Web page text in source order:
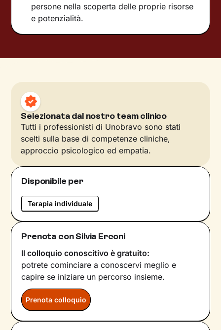
persone nella scoperta delle proprie risorse
e potenzialità.
Selezionata dal nostro team clinico
Tutti i professionisti di Unobravo sono stati
scelti sulla base di competenze cliniche,
approccio psicologico ed empatia.
Disponibile per
Terapia individuale
Prenota con Silvia Erconi
Il colloquio conoscitivo è gratuito:
potrete cominciare a conoscervi meglio e
capire se iniziare un percorso insieme.
Prenota colloquio